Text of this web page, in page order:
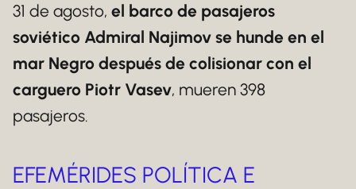
31 de agosto, el barco de pasajeros
soviético Admiral Najimov se hunde en el
mar Negro después de colisionar con el
carguero Piotr Vasev, mueren 398
pasajeros.
EFEMÉRIDES POLÍTICA E